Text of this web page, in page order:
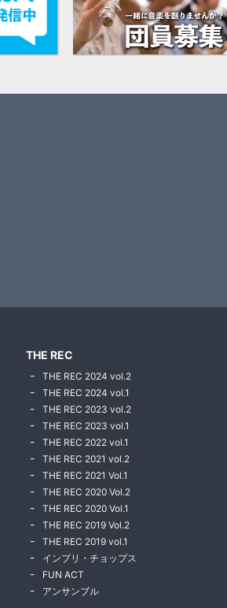
THE REC
THE REC 2024 vol.2
THE REC 2024 vol.1
THE REC 2023 vol.2
THE REC 2023 vol.1
THE REC 2022 vol.1
THE REC 2021 vol.2
THE REC 2021 Vol.1
THE REC 2020 Vol.2
THE REC 2020 Vol.1
THE REC 2019 Vol.2
THE REC 2019 vol.1
インプリ・チョップス
FUN ACT
アンサンブル